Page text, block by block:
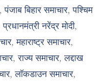
,पंजाब बिहार समाचार,पश्चिम
प्रधानमंत्री नरेंद्र मोदी,
,महाराष्ट्र समाचार,
,राज्य समाचार,लद्दाख
,लॉकडाउन समाचार,